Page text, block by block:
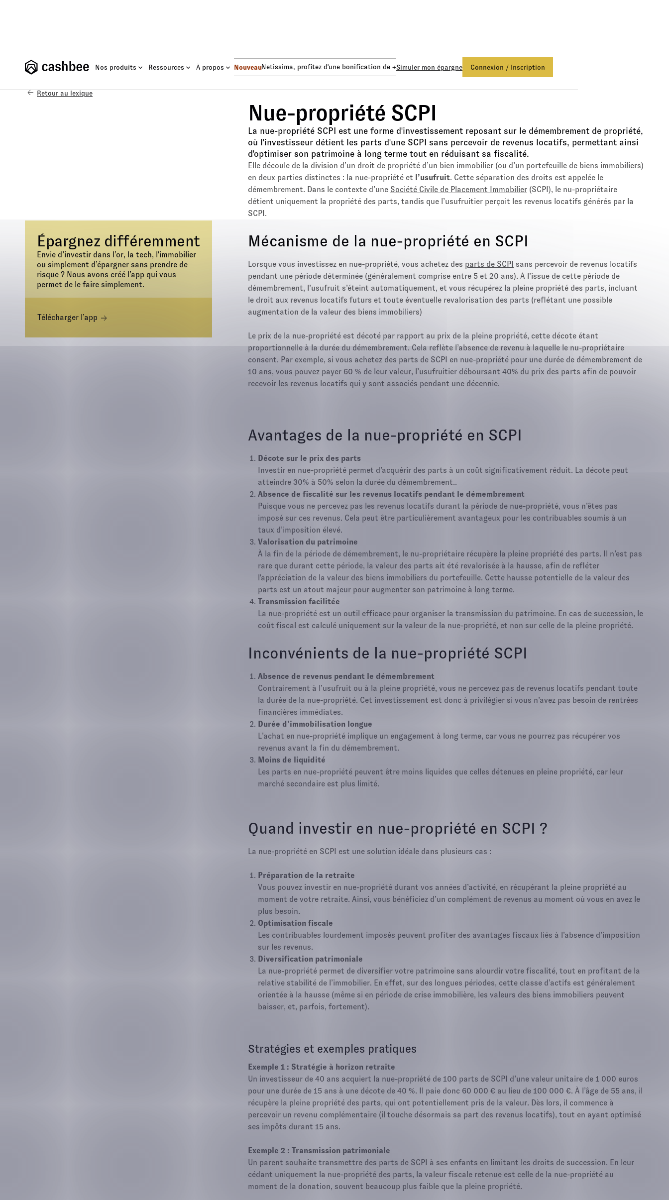
Nos produits Ressources À propos Nouveau
Fonds Euro Netissima, profitez d'une bonification de +1,50%. Fonds Euro Netissima, profitez d'une bonification de +1,50%.
Simuler mon épargne Connexion / Inscription
Retour au lexique
Épargnez différemment
Envie d’investir dans l’or, la tech, l'immobilier
ou simplement d’épargner sans prendre de
risque ? Nous avons créé l’app qui vous
permet de le faire simplement.
Télécharger l’app
Nue-propriété SCPI
La nue-propriété SCPI est une forme d'investissement reposant sur le démembrement de propriété,
où l'investisseur détient les parts d'une SCPI sans percevoir de revenus locatifs, permettant ainsi
d'optimiser son patrimoine à long terme tout en réduisant sa fiscalité.
Elle découle de la division d’un droit de propriété d’un bien immobilier (ou d’un portefeuille de biens immobiliers)
en deux parties distinctes : la nue-propriété et
l’usufruit. Cette séparation des droits est appelée le
démembrement. Dans le contexte d’une Société Civile de Placement Immobilier (SCPI), le nu-propriétaire
détient uniquement la propriété des parts, tandis que l’usufruitier perçoit les revenus locatifs générés par la
SCPI.
Mécanisme de la nue-propriété en SCPI
Lorsque vous investissez en nue-propriété, vous achetez des parts de SCPI sans percevoir de revenus locatifs
pendant une période déterminée (généralement comprise entre 5 et 20 ans). À l’issue de cette période de
démembrement, l’usufruit s’éteint automatiquement, et vous récupérez la pleine propriété des parts, incluant
le droit aux revenus locatifs futurs et toute éventuelle revalorisation des parts (reflétant une possible
augmentation de la valeur des biens immobiliers)
Le prix de la nue-propriété est décoté par rapport au prix de la pleine propriété, cette décote étant
proportionnelle à la durée du démembrement. Cela reflète l’absence de revenu à laquelle le nu-propriétaire
consent. Par exemple, si vous achetez des parts de SCPI en nue-propriété pour une durée de démembrement de
10 ans, vous pouvez payer 60 % de leur valeur, l’usufruitier déboursant 40% du prix des parts afin de pouvoir
recevoir les revenus locatifs qui y sont associés pendant une décennie.
Avantages de la nue-propriété en SCPI
Décote sur le prix des parts
Investir en nue-propriété permet d’acquérir des parts à un coût significativement réduit. La décote peut
atteindre 30% à 50% selon la durée du démembrement..
Absence de fiscalité sur les revenus locatifs pendant le démembrement
Puisque vous ne percevez pas les revenus locatifs durant la période de nue-propriété, vous n’êtes pas
imposé sur ces revenus. Cela peut être particulièrement avantageux pour les contribuables soumis à un
taux d’imposition élevé.
Valorisation du patrimoine
À la fin de la période de démembrement, le nu-propriétaire récupère la pleine propriété des parts. Il n’est pas
rare que durant cette période, la valeur des parts ait été revalorisée à la hausse, afin de refléter
l'appréciation de la valeur des biens immobiliers du portefeuille. Cette hausse potentielle de la valeur des
parts est un atout majeur pour augmenter son patrimoine à long terme.
Transmission facilitée
La nue-propriété est un outil efficace pour organiser la transmission du patrimoine. En cas de succession, le
coût fiscal est calculé uniquement sur la valeur de la nue-propriété, et non sur celle de la pleine propriété.
Inconvénients de la nue-propriété SCPI
Absence de revenus pendant le démembrement
Contrairement à l’usufruit ou à la pleine propriété, vous ne percevez pas de revenus locatifs pendant toute
la durée de la nue-propriété. Cet investissement est donc à privilégier si vous n’avez pas besoin de rentrées
financières immédiates.
Durée d’immobilisation longue
L’achat en nue-propriété implique un engagement à long terme, car vous ne pourrez pas récupérer vos
revenus avant la fin du démembrement.
Moins de liquidité
Les parts en nue-propriété peuvent être moins liquides que celles détenues en pleine propriété, car leur
marché secondaire est plus limité.
Quand investir en nue-propriété en SCPI ?
La nue-propriété en SCPI est une solution idéale dans plusieurs cas :
Préparation de la retraite
Vous pouvez investir en nue-propriété durant vos années d’activité, en récupérant la pleine propriété au
moment de votre retraite. Ainsi, vous bénéficiez d’un complément de revenus au moment où vous en avez le
plus besoin.
Optimisation fiscale
Les contribuables lourdement imposés peuvent profiter des avantages fiscaux liés à l’absence d’imposition
sur les revenus.
Diversification patrimoniale
La nue-propriété permet de diversifier votre patrimoine sans alourdir votre fiscalité, tout en profitant de la
relative stabilité de l’immobilier. En effet, sur des longues périodes, cette classe d’actifs est généralement
orientée à la hausse (même si en période de crise immobilière, les valeurs des biens immobiliers peuvent
baisser, et, parfois, fortement).
Stratégies et exemples pratiques
Exemple 1 : Stratégie à horizon retraite
Un investisseur de 40 ans acquiert la nue-propriété de 100 parts de SCPI d’une valeur unitaire de 1 000 euros
pour une durée de 15 ans à une décote de 40 %. Il paie donc 60 000 € au lieu de 100 000 €. À l’âge de 55 ans, il
récupère la pleine propriété des parts, qui ont potentiellement pris de la valeur. Dès lors, il commence à
percevoir un revenu complémentaire (il touche désormais sa part des revenus locatifs), tout en ayant optimisé
ses impôts durant 15 ans.
Exemple 2 : Transmission patrimoniale
Un parent souhaite transmettre des parts de SCPI à ses enfants en limitant les droits de succession. En leur
cédant uniquement la nue-propriété des parts, la valeur fiscale retenue est celle de la nue-propriété au
moment de la donation, souvent beaucoup plus faible que la pleine propriété.